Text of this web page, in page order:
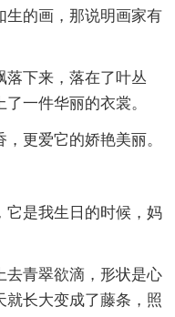
生的画，那说明画家有
落下来，落在了叶丛
一件华丽的衣裳。
更爱它的娇艳美丽。
它是我生日的时候，妈
去青翠欲滴，形状是心
就长大变成了藤条，照